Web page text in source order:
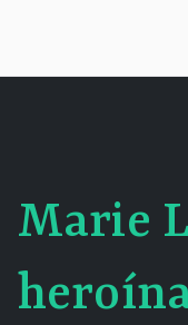
contenido
Centro
Marie